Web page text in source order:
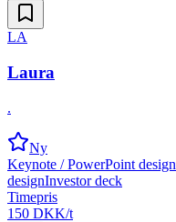
LA
Laura
.
Ny
Keynote / PowerPoint design
designInvestor deck
Timepris
150 DKK/t